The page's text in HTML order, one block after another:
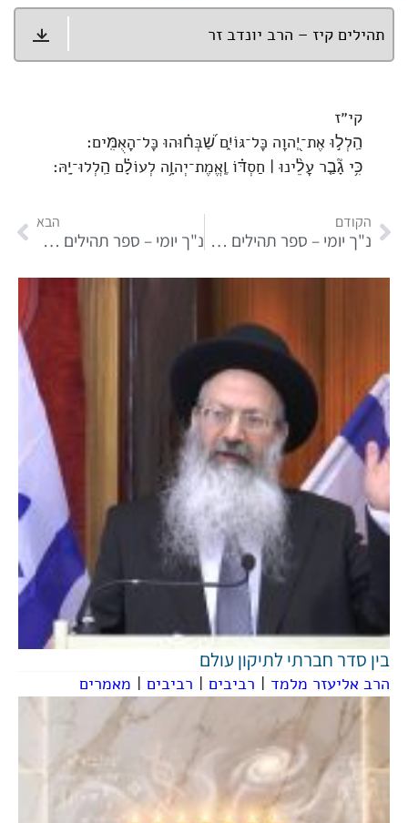
תהילים קיז – הרב יונדב זר
קי״ז
הַֽלְל֣וּ אֶת־יְ֭הוָה כָּל־גּוֹיִ֑ם שַׁ֝בְּח֗וּהוּ כָּל־הָאֻמִּֽים׃
כִּ֥י גָ֘בַ֤ר עָלֵ֨ינוּ ׀ חַסְדּ֗וֹ וֶֽאֱמֶת־יְהוָ֥ה לְעוֹלָ֗ם הַֽלְלוּ־יָֽהּ׃
הקודם
נ"ך יומי – ספר תהילים פרק קטז
הבא
נ"ך יומי – ספר תהילים פרק קיח
בין סדר חברתי לתיקון עולם
הרב אליעזר מלמד | רביבים | רביבים | מאמרים